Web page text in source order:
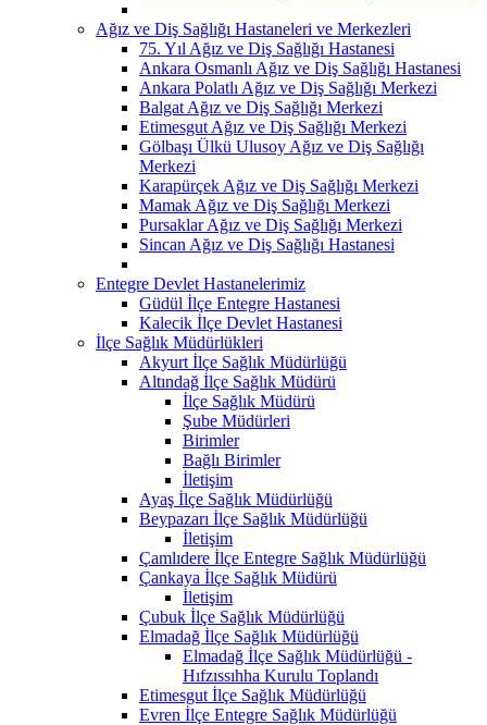
Ağız ve Diş Sağlığı Hastaneleri ve Merkezleri
75. Yıl Ağız ve Diş Sağlığı Hastanesi
Ankara Osmanlı Ağız ve Diş Sağlığı Hastanesi
Ankara Polatlı Ağız ve Diş Sağlığı Merkezi
Balgat Ağız ve Diş Sağlığı Merkezi
Etimesgut Ağız ve Diş Sağlığı Merkezi
Gölbaşı Ülkü Ulusoy Ağız ve Diş Sağlığı
Merkezi
Karapürçek Ağız ve Diş Sağlığı Merkezi
Mamak Ağız ve Diş Sağlığı Merkezi
Pursaklar Ağız ve Diş Sağlığı Merkezi
Sincan Ağız ve Diş Sağlığı Hastanesi
Entegre Devlet Hastanelerimiz
Güdül İlçe Entegre Hastanesi
Kalecik İlçe Devlet Hastanesi
İlçe Sağlık Müdürlükleri
Akyurt İlçe Sağlık Müdürlüğü
Altındağ İlçe Sağlık Müdürü
İlçe Sağlık Müdürü
Şube Müdürleri
Birimler
Bağlı Birimler
İletişim
Ayaş İlçe Sağlık Müdürlüğü
Beypazarı İlçe Sağlık Müdürlüğü
İletişim
Çamlıdere İlçe Entegre Sağlık Müdürlüğü
Çankaya İlçe Sağlık Müdürü
İletişim
Çubuk İlçe Sağlık Müdürlüğü
Elmadağ İlçe Sağlık Müdürlüğü
Elmadağ İlçe Sağlık Müdürlüğü -
Hıfzıssıhha Kurulu Toplandı
Etimesgut İlçe Sağlık Müdürlüğü
Evren İlçe Entegre Sağlık Müdürlüğü